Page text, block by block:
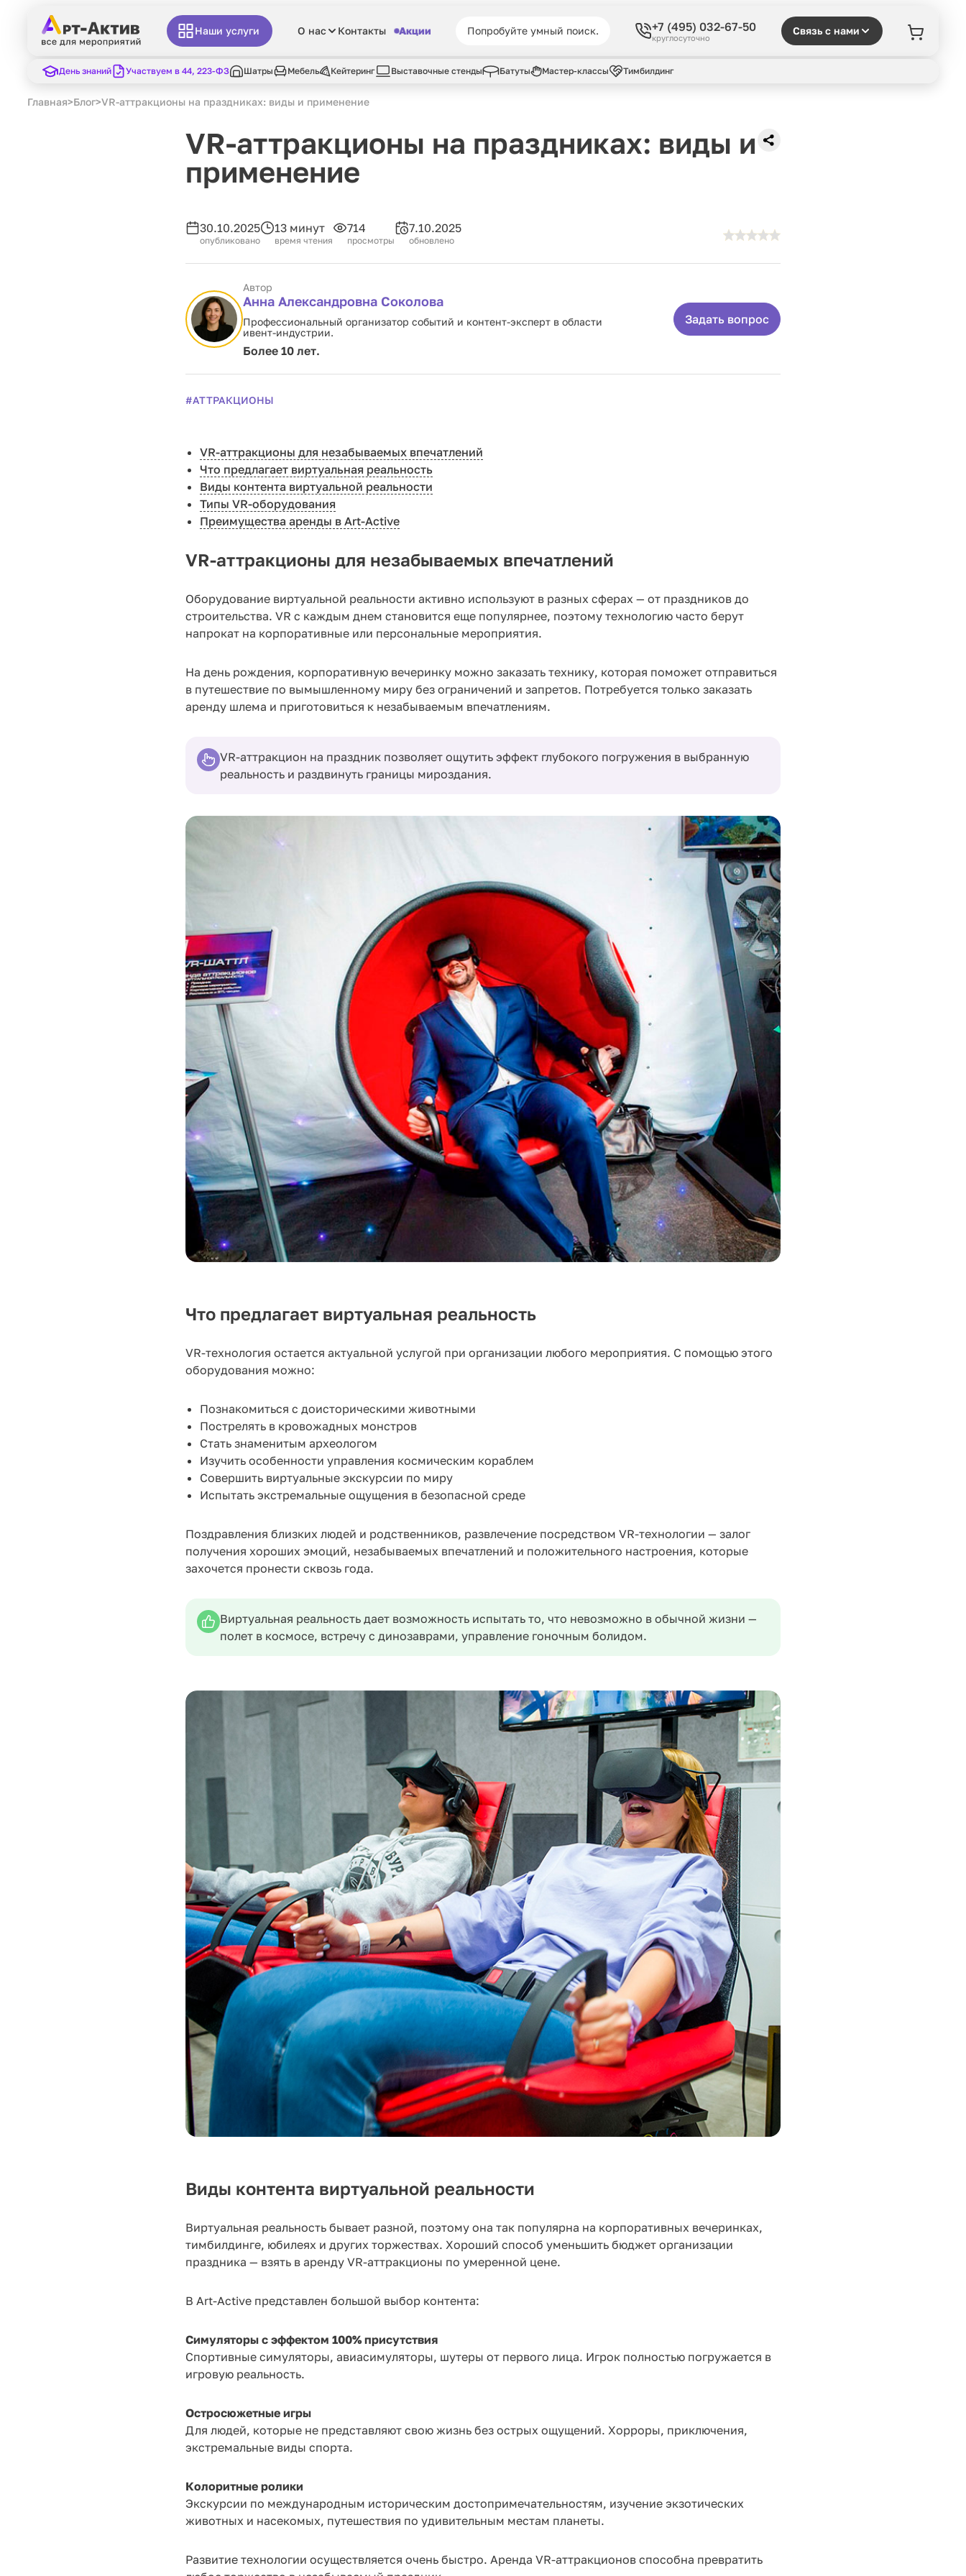
Наши услуги О нас Контакты Акции +7 (495) 032-67-50
круглосуточно
Связь с нами
День знаний Участвуем в 44, 223-ФЗ Шатры Мебель Кейтеринг Выставочные стенды Батуты Мастер-классы Тимбилдинг
Главная>Блог>VR-аттракционы на праздниках: виды и применение
VR-аттракционы на праздниках: виды и
применение
30.10.2025
опубликовано
13 минут
время чтения
714
просмотры
7.10.2025
обновлено
Автор
Анна Александровна Соколова
Профессиональный организатор событий и контент-эксперт в области
ивент-индустрии.
Более 10 лет.
Задать вопрос
#АТТРАКЦИОНЫ
VR-аттракционы для незабываемых впечатлений
Что предлагает виртуальная реальность
Виды контента виртуальной реальности
Типы VR-оборудования
Преимущества аренды в Art-Active
VR-аттракционы для незабываемых впечатлений
Оборудование виртуальной реальности активно используют в разных сферах — от праздников до
строительства. VR с каждым днем становится еще популярнее, поэтому технологию часто берут
напрокат на корпоративные или персональные мероприятия.
На день рождения, корпоративную вечеринку можно заказать технику, которая поможет отправиться
в путешествие по вымышленному миру без ограничений и запретов. Потребуется только заказать
аренду шлема и приготовиться к незабываемым впечатлениям.
VR-аттракцион на праздник позволяет ощутить эффект глубокого погружения в выбранную
реальность и раздвинуть границы мироздания.
Что предлагает виртуальная реальность
VR-технология остается актуальной услугой при организации любого мероприятия. С помощью этого
оборудования можно:
Познакомиться с доисторическими животными
Пострелять в кровожадных монстров
Стать знаменитым археологом
Изучить особенности управления космическим кораблем
Совершить виртуальные экскурсии по миру
Испытать экстремальные ощущения в безопасной среде
Поздравления близких людей и родственников, развлечение посредством VR-технологии — залог
получения хороших эмоций, незабываемых впечатлений и положительного настроения, которые
захочется пронести сквозь года.
Виртуальная реальность дает возможность испытать то, что невозможно в обычной жизни —
полет в космосе, встречу с динозаврами, управление гоночным болидом.
Виды контента виртуальной реальности
Виртуальная реальность бывает разной, поэтому она так популярна на корпоративных вечеринках,
тимбилдинге, юбилеях и других торжествах. Хороший способ уменьшить бюджет организации
праздника — взять в аренду VR-аттракционы по умеренной цене.
В Art-Active представлен большой выбор контента:
Симуляторы с эффектом 100% присутствия
Спортивные симуляторы, авиасимуляторы, шутеры от первого лица. Игрок полностью погружается в
игровую реальность.
Остросюжетные игры
Для людей, которые не представляют свою жизнь без острых ощущений. Хорроры, приключения,
экстремальные виды спорта.
Колоритные ролики
Экскурсии по международным историческим достопримечательностям, изучение экзотических
животных и насекомых, путешествия по удивительным местам планеты.
Развитие технологии осуществляется очень быстро. Аренда VR-аттракционов способна превратить